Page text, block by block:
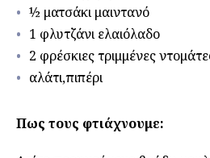
½ ματσάκι μαιντανό
1 φλυτζάνι ελαιόλαδο
2 φρέσκιες τριμμένες
αλάτι,πιπέρι
Πως τους φτιάχνουμε: